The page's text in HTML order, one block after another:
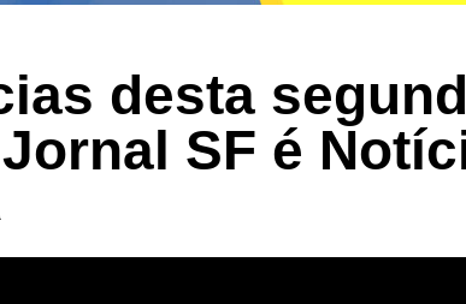
desta
Jornal SF é